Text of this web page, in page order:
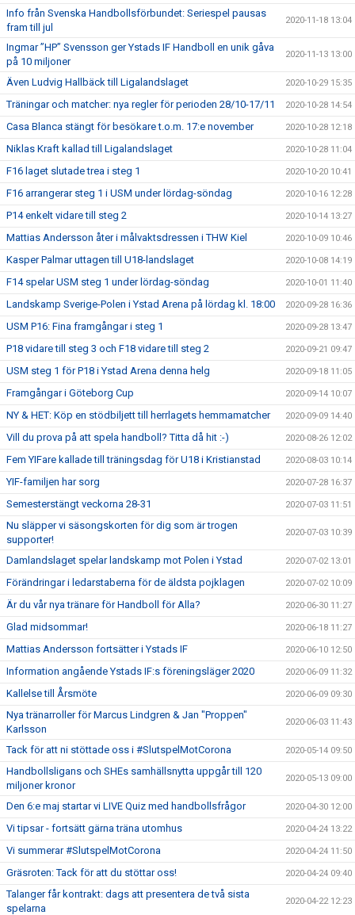
Info från Svenska Handbollsförbundet: Seriespel pausas
fram till jul
2020-11-18 13:04
Ingmar ”HP” Svensson ger Ystads IF Handboll en unik gåva
på 10 miljoner
2020-11-13 13:00
Även Ludvig Hallbäck till Ligalandslaget 2020-10-29 15:35
Träningar och matcher: nya regler för perioden 28/10-17/11 2020-10-28 14:54
Casa Blanca stängt för besökare t.o.m. 17:e november 2020-10-28 12:18
Niklas Kraft kallad till Ligalandslaget 2020-10-28 11:04
F16 laget slutade trea i steg 1 2020-10-20 10:41
F16 arrangerar steg 1 i USM under lördag-söndag 2020-10-16 12:28
P14 enkelt vidare till steg 2 2020-10-14 13:27
Mattias Andersson åter i målvaktsdressen i THW Kiel 2020-10-09 10:46
Kasper Palmar uttagen till U18-landslaget 2020-10-08 14:19
F14 spelar USM steg 1 under lördag-söndag 2020-10-01 11:40
Landskamp Sverige-Polen i Ystad Arena på lördag kl. 18:00 2020-09-28 16:36
USM P16: Fina framgångar i steg 1 2020-09-28 13:47
P18 vidare till steg 3 och F18 vidare till steg 2 2020-09-21 09:47
USM steg 1 för P18 i Ystad Arena denna helg 2020-09-18 11:05
Framgångar i Göteborg Cup 2020-09-14 10:07
NY & HET: Köp en stödbiljett till herrlagets hemmamatcher 2020-09-09 14:40
Vill du prova på att spela handboll? Titta då hit :-) 2020-08-26 12:02
Fem YIFare kallade till träningsdag för U18 i Kristianstad 2020-08-03 10:14
YIF-familjen har sorg 2020-07-28 16:37
Semesterstängt veckorna 28-31 2020-07-03 11:51
Nu släpper vi säsongskorten för dig som är trogen
supporter!
2020-07-03 10:39
Damlandslaget spelar landskamp mot Polen i Ystad 2020-07-02 13:01
Förändringar i ledarstaberna för de äldsta pojklagen 2020-07-02 10:09
Är du vår nya tränare för Handboll för Alla? 2020-06-30 11:27
Glad midsommar! 2020-06-18 11:27
Mattias Andersson fortsätter i Ystads IF 2020-06-10 12:50
Information angående Ystads IF:s föreningsläger 2020 2020-06-09 11:32
Kallelse till Årsmöte 2020-06-09 09:30
Nya tränarroller för Marcus Lindgren & Jan "Proppen"
Karlsson
2020-06-03 11:43
Tack för att ni stöttade oss i #SlutspelMotCorona 2020-05-14 09:50
Handbollsligans och SHEs samhällsnytta uppgår till 120
miljoner kronor
2020-05-13 09:00
Den 6:e maj startar vi LIVE Quiz med handbollsfrågor 2020-04-30 12:00
Vi tipsar - fortsätt gärna träna utomhus 2020-04-24 13:22
Vi summerar #SlutspelMotCorona 2020-04-24 11:50
Gräsroten: Tack för att du stöttar oss! 2020-04-24 09:40
Talanger får kontrakt: dags att presentera de två sista
spelarna
2020-04-22 12:23